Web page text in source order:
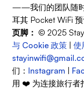
——我们的团队随
耳其 Pocket WiFi 预
页脚： © 2025
与 Cookie 政策
使
们： Instagram
用 ❤️ 为连接旅行者